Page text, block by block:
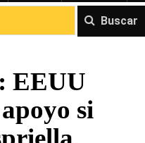
Buscar
EEUU
si